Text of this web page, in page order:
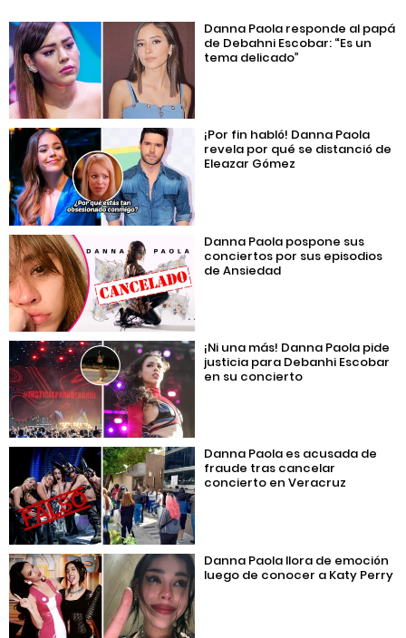
Danna Paola responde al papá
de Debahni Escobar: “Es un
tema delicado”
¡Por fin habló! Danna Paola
revela por qué se distanció de
Eleazar Gómez
Danna Paola pospone sus
conciertos por sus episodios
de Ansiedad
¡Ni una más! Danna Paola pide
justicia para Debanhi Escobar
en su concierto
Danna Paola es acusada de
fraude tras cancelar
concierto en Veracruz
Danna Paola llora de emoción
luego de conocer a Katy Perry